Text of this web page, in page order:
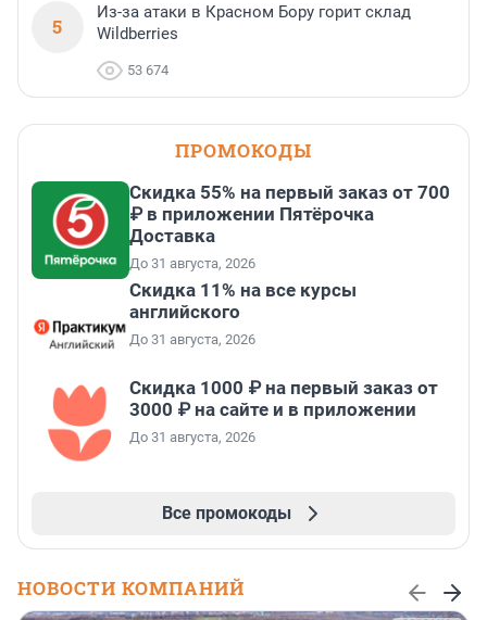
5
Из-за атаки в Красном Бору горит склад
Wildberries
53 674
ПРОМОКОДЫ
Скидка 55% на первый заказ от 700
₽ в приложении Пятёрочка
Доставка
До 31 августа, 2026
Скидка 11% на все курсы
английского
До 31 августа, 2026
Скидка 1000 ₽ на первый заказ от
3000 ₽ на сайте и в приложении
До 31 августа, 2026
Все промокоды
НОВОСТИ КОМПАНИЙ